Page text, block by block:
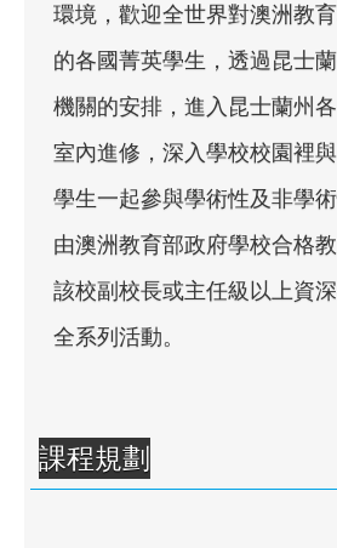
環境，歡迎全世界對澳洲教
的各國菁英學生，透過昆士
機關的安排，進入昆士蘭州
室內進修，深入學校校園裡
學生一起參與學術性及非學
由澳洲教育部政府學校合格
該校副校長或主任級以上資
全系列活動。
課程規劃